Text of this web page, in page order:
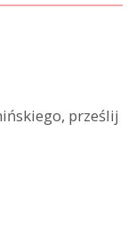
prześlij